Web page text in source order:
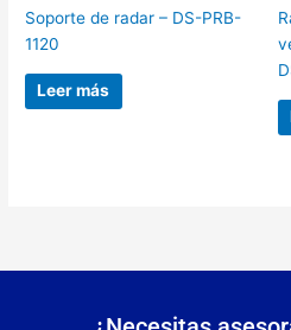
Soporte de radar – DS-PRB-
1120
Leer más